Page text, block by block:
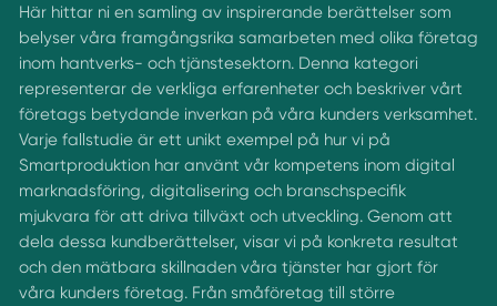
Här hittar ni en samling av inspirerande berättelser som
belyser våra framgångsrika samarbeten med olika företag
inom hantverks- och tjänstesektorn. Denna kategori
representerar de verkliga erfarenheter och beskriver vårt
företags betydande inverkan på våra kunders verksamhet.
Varje fallstudie är ett unikt exempel på hur vi på
Smartproduktion har använt vår kompetens inom digital
marknadsföring, digitalisering och branschspecifik
mjukvara för att driva tillväxt och utveckling. Genom att
dela dessa kundberättelser, visar vi på konkreta resultat
och den mätbara skillnaden våra tjänster har gjort för
våra kunders företag. Från småföretag till större